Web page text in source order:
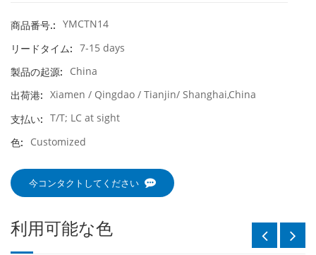
商品番号.: YMCTN14
リードタイム: 7-15 days
製品の起源:
China
出荷港: Xiamen / Qingdao / Tianjin/ Shanghai,China
支払い: T/T; LC at sight
色:
Customized
今コンタクトしてください
利用可能な色